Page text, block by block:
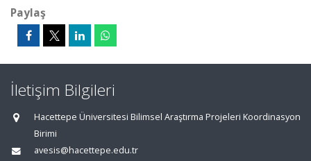
Paylaş
İletişim Bilgileri
Hacettepe Üniversitesi Bilimsel Araştırma Projeleri Koordinasyon
Birimi
avesis@hacettepe.edu.tr